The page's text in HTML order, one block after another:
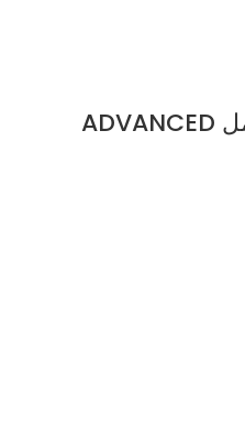
سيروم فيتامين سي 52 مل ADVANCED